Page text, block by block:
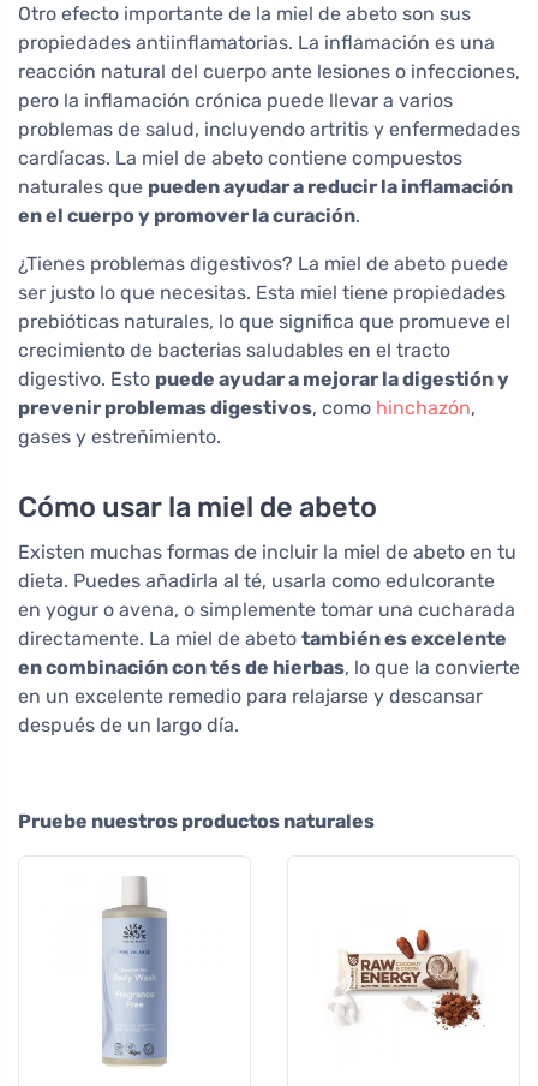
Otro efecto importante de la miel de abeto son sus
propiedades antiinflamatorias. La inflamación es una
reacción natural del cuerpo ante lesiones o infecciones,
pero la inflamación crónica puede llevar a varios
problemas de salud, incluyendo artritis y enfermedades
cardíacas. La miel de abeto contiene compuestos
naturales que pueden ayudar a reducir la inflamación
en el cuerpo y promover la curación.
¿Tienes problemas digestivos? La miel de abeto puede
ser justo lo que necesitas. Esta miel tiene propiedades
prebióticas naturales, lo que significa que promueve el
crecimiento de bacterias saludables en el tracto
digestivo. Esto puede ayudar a mejorar la digestión y
prevenir problemas digestivos, como hinchazón,
gases y estreñimiento.
Cómo usar la miel de abeto
Existen muchas formas de incluir la miel de abeto en tu
dieta. Puedes añadirla al té, usarla como edulcorante
en yogur o avena, o simplemente tomar una cucharada
directamente. La miel de abeto también es excelente
en combinación con tés de hierbas, lo que la convierte
en un excelente remedio para relajarse y descansar
después de un largo día.
Pruebe nuestros productos naturales